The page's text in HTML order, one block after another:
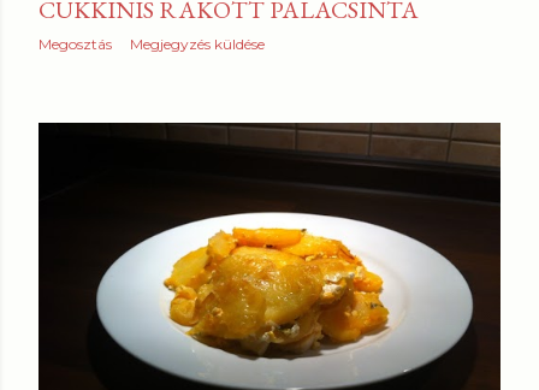
CUKKINIS RAKOTT PALACSINTA
Megosztás Megjegyzés küldése